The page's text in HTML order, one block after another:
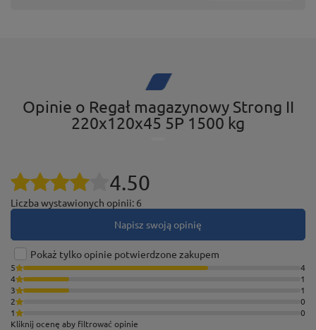
Łączenie nóg za pomocą śrub
Nogi regałów STRONG II łączy a oprócz tego
system montażu nóg zapewnia konkretnemu regałowi
naprawdę znakomitą stabilność oraz lepszą sztywność
niż produkt w całości bezśrubowy (wciskany).
Opinie o Regał magazynowy Strong II
220x120x45 5P 1500 kg
4.50
Liczba wystawionych opinii: 6
Napisz swoją opinię
Pokaż tylko opinie potwierdzone zakupem
5
4
4
1
3
1
2
0
1
0
Kliknij ocenę aby filtrować opinie